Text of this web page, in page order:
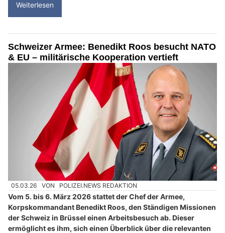
Weiterlesen
Schweizer Armee: Benedikt Roos besucht NATO
& EU – militärische Kooperation vertieft
05.03.26 VON POLIZEI.NEWS REDAKTION
Vom 5. bis 6. März 2026 stattet der Chef der Armee,
Korpskommandant Benedikt Roos, den Ständigen Missionen
der Schweiz in Brüssel einen Arbeitsbesuch ab. Dieser
ermöglicht es ihm, sich einen Überblick über die relevanten